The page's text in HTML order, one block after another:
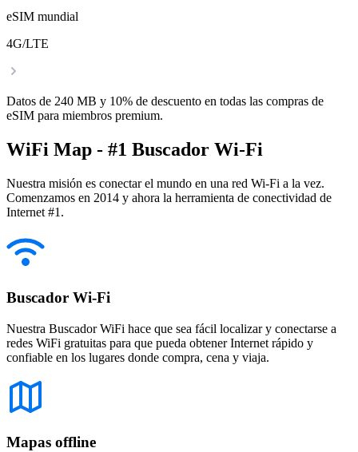
eSIM mundial
4G/LTE
Datos de 240 MB y 10% de descuento en todas las compras de
eSIM para miembros premium.
WiFi Map - #1 Buscador Wi-Fi
Nuestra misión es conectar el mundo en una red Wi-Fi a la vez.
Comenzamos en 2014 y ahora la herramienta de conectividad de
Internet #1.
Buscador Wi-Fi
Nuestra Buscador WiFi hace que sea fácil localizar y conectarse a
redes WiFi gratuitas para que pueda obtener Internet rápido y
confiable en los lugares donde compra, cena y viaja.
Mapas offline